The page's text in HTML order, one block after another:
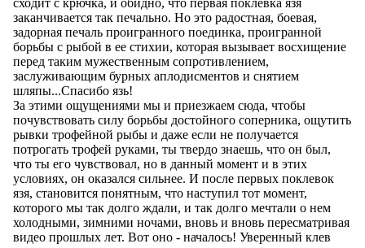
заканчивается так печально. Но это радостная, боевая,
задорная печаль проигранного поединка, проигранной
борьбы с рыбой в ее стихии, которая вызывает восхищение
перед таким мужественным сопротивлением,
заслуживающим бурных аплодисментов и снятием
шляпы...Спасибо язь!
За этими ощущениями мы и приезжаем сюда, чтобы
почувствовать силу борьбы достойного соперника, ощутить
рывки трофейной рыбы и даже если не получается
потрогать трофей руками, ты твердо знаешь, что он был,
что ты его чувствовал, но в данный момент и в этих
условиях, он оказался сильнее. И после первых поклевок
язя, становится понятным, что наступил тот момент,
которого мы так долго ждали, и так долго мечтали о нем
холодными, зимними ночами, вновь и вновь пересматривая
видео прошлых лет. Вот оно - началось! Уверенный клев